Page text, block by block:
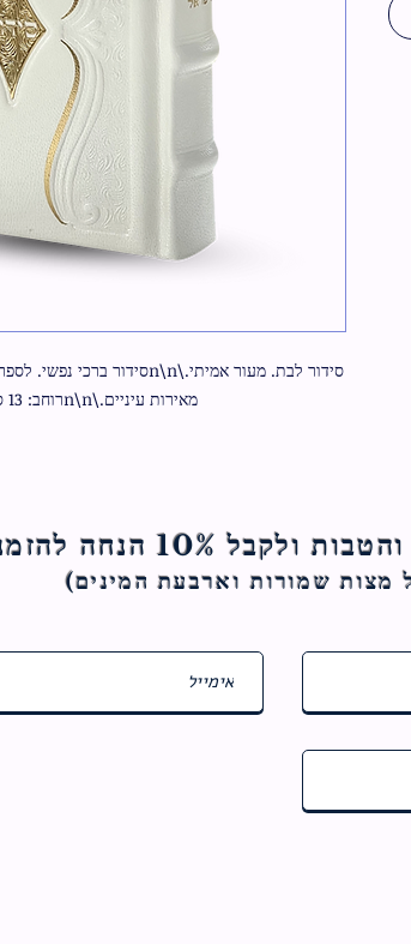
מאירות עיניים.\n\nרוחב: 13 ס"מ אורך:18 ס"מ
הנחה להזמנה הראשונה
מצות שמורות וארבעת המינים)